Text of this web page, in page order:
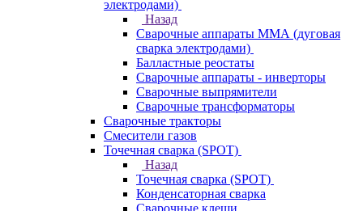
электродами)
Назад
Сварочные аппараты ММА (дуговая
сварка электродами)
Балластные реостаты
Сварочные аппараты - инверторы
Сварочные выпрямители
Сварочные трансформаторы
Сварочные тракторы
Смесители газов
Точечная сварка (SPOT)
Назад
Точечная сварка (SPOT)
Конденсаторная сварка
Сварочные клещи